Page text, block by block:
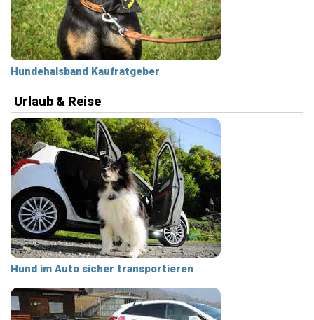
Hundehalsband Kaufratgeber
Urlaub & Reise
Hund im Auto sicher transportieren